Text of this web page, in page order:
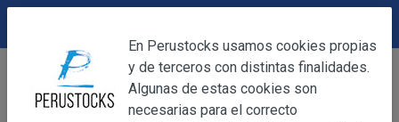
Accesorios Collares Collar Dije Flor
DEVOLUCIONES
En Perustocks usamos cookies propias
y de terceros con distintas finalidades.
Algunas de estas cookies son
necesarias para el correcto